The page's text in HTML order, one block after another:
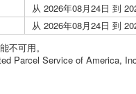
从 2026年08月24日 到
从 2026年08月24日 到
不可用。
Parcel Service of America,